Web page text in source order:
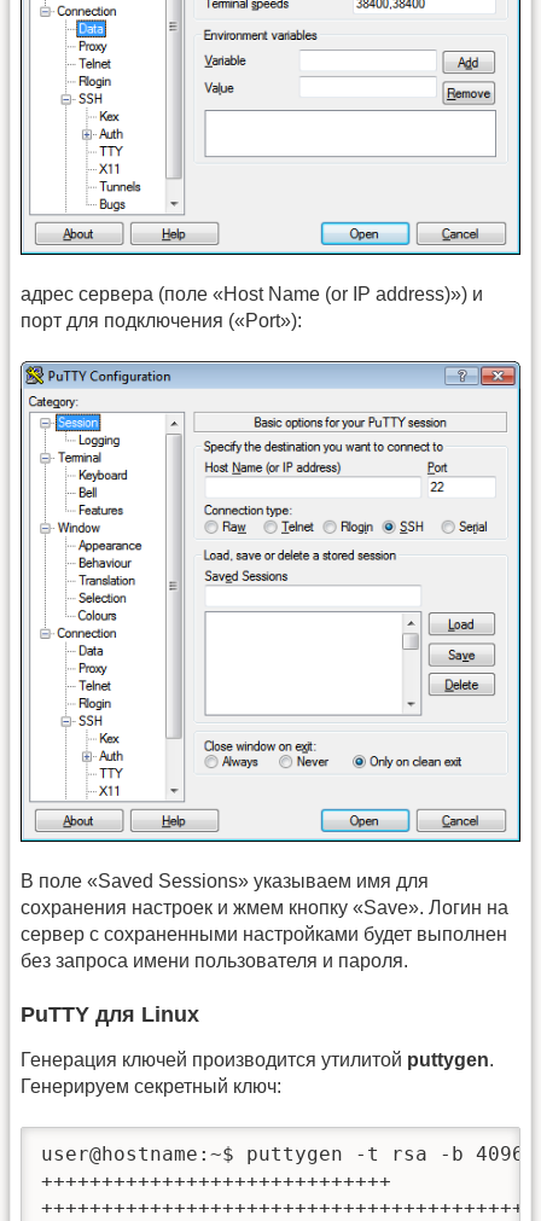
адрес сервера (поле «Host Name (or IP address)») и
порт для подключения («Port»):
В поле «Saved Sessions» указываем имя для
сохранения настроек и жмем кнопку «Save». Логин на
сервер с сохраненными настройками будет выполнен
без запроса имени пользователя и пароля.
PuTTY для Linux
Генерация ключей производится утилитой puttygen.
Генерируем секретный ключ:
user@hostname:~$ puttygen -t rsa -b
+++++++++++++++++++++++++++++